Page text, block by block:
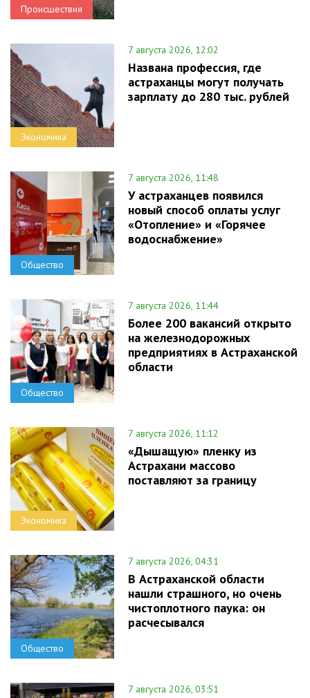
Происшествия
Экономика
7 августа 2026, 12:02
Названа профессия, где
астраханцы могут получать
зарплату до 280 тыс. рублей
Общество
7 августа 2026, 11:48
У астраханцев появился
новый способ оплаты услуг
«Отопление» и «Горячее
водоснабжение»
Общество
7 августа 2026, 11:44
Более 200 вакансий открыто
на железнодорожных
предприятиях в Астраханской
области
Экономика
7 августа 2026, 11:12
«Дышащую» пленку из
Астрахани массово
поставляют за границу
Общество
7 августа 2026, 04:31
В Астраханской области
нашли страшного, но очень
чистоплотного паука: он
расчесывался
7 августа 2026, 03:51